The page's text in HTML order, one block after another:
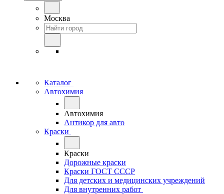
Москва
Каталог
Автохимия
Автохимия
Антикор для авто
Краски
Краски
Дорожные краски
Краски ГОСТ СССР
Для детских и медицинских учреждений
Для внутренних работ